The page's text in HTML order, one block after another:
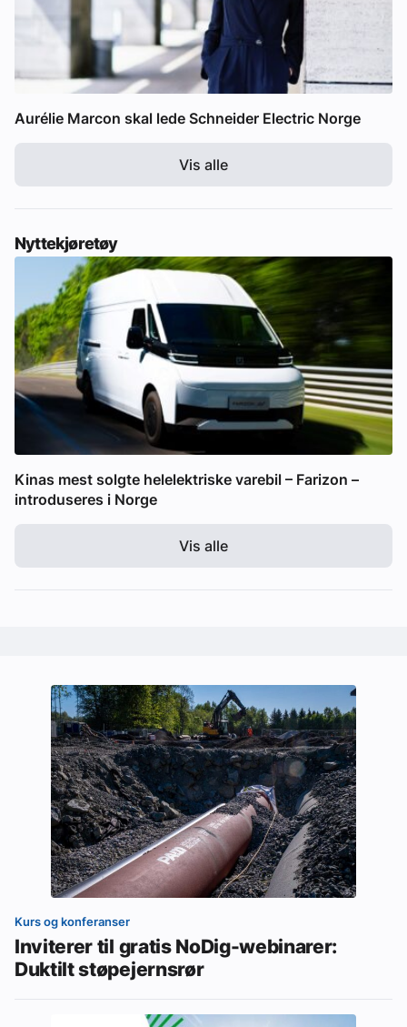
Aurélie Marcon skal lede Schneider Electric Norge
Vis alle
Nyttekjøretøy
Kinas mest solgte helelektriske varebil – Farizon –
introduseres i Norge
Vis alle
Kurs og konferanser
Inviterer til gratis NoDig-webinarer:
Duktilt støpejernsrør